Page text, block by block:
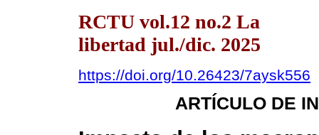
RCTU vol.12 no.2 La
libertad jul./dic. 2025
https://doi.org/10.26423/7aysk556
ARTÍCULO DE